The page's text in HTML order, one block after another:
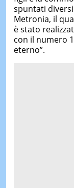
spuntati diversi
Metronia, il
è stato
con il numero
eterno”.